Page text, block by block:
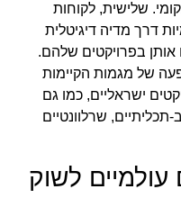
שלישית, לקוחות
דרך מדיה דיגיטלית
בפרויקטים שלהם.
של מגמות הקיימות
ישראליים, כמו גם
שרלוונטיים
לשוק